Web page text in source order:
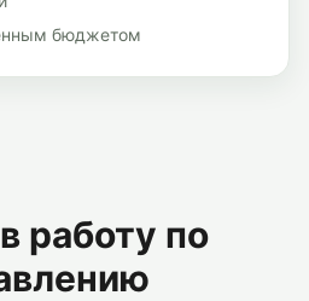
бюджетом
работу по